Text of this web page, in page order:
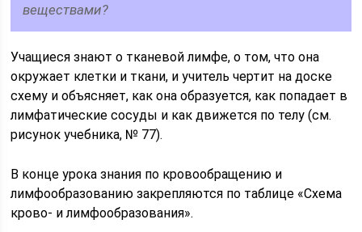
веществами?
Учащиеся знают о тканевой лимфе, о том, что она
окружает клетки и ткани, и учитель чертит на доске
схему и объясняет, как она образуется, как попадает в
лимфатические сосуды и как движется по телу (см.
рисунок учебника, № 77).
В конце урока знания по кровообращению и
лимфообразованию закрепляются по таблице «Схема
крово- и лимфообразования».